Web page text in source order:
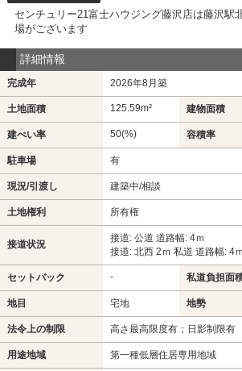
センチュリー21富士ハウジング藤沢店は藤沢駅
場がございます
詳細情報
完成年 2026年8月築
土地面積 125.59m² 建物面積
建ぺい率 50(%) 容積率
駐車場 有
現況/引渡し 建築中/相談
土地権利 所有権
接道状況
接道: 公道 道路幅: 4ｍ
接道: 北西 2ｍ 私道 道路幅: 4ｍ
セットバック - 私道負担面
地目 宅地 地勢
法令上の制限 高さ最高限度有；日影制限有
用途地域 第一種低層住居専用地域